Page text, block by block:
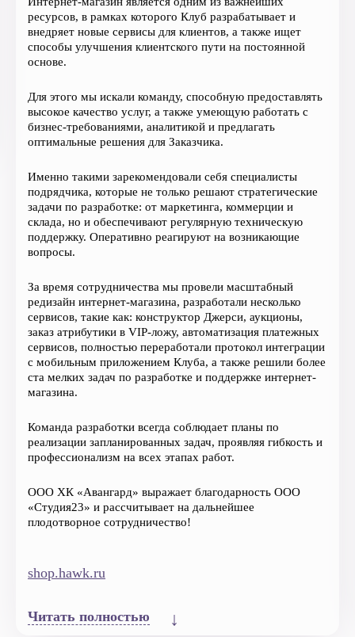
ресурсов, в рамках которого Клуб разрабатывает и
внедряет новые сервисы для клиентов, а также ищет
способы улучшения клиентского пути на постоянной
основе.
Для этого мы искали команду, способную предоставлять
высокое качество услуг, а также умеющую работать с
бизнес-требованиями, аналитикой и предлагать
оптимальные решения для Заказчика.
Именно такими зарекомендовали себя специалисты
подрядчика, которые не только решают стратегические
задачи по разработке: от маркетинга, коммерции и
склада, но и обеспечивают регулярную техническую
поддержку. Оперативно реагируют на возникающие
вопросы.
За время сотрудничества мы провели масштабный
редизайн интернет-магазина, разработали несколько
сервисов, такие как: конструктор Джерси, аукционы,
заказ атрибутики в VIP-ложу, автоматизация платежных
сервисов, полностью переработали протокол интеграции
с мобильным приложением Клуба, а также решили более
ста мелких задач по разработке и поддержке интернет-
магазина.
Команда разработки всегда соблюдает планы по
реализации запланированных задач, проявляя гибкость и
профессионализм на всех этапах работ.
ООО ХК «Авангард» выражает благодарность ООО
«Студия23» и рассчитывает на дальнейшее
плодотворное сотрудничество!
shop.hawk.ru
Читать полностью